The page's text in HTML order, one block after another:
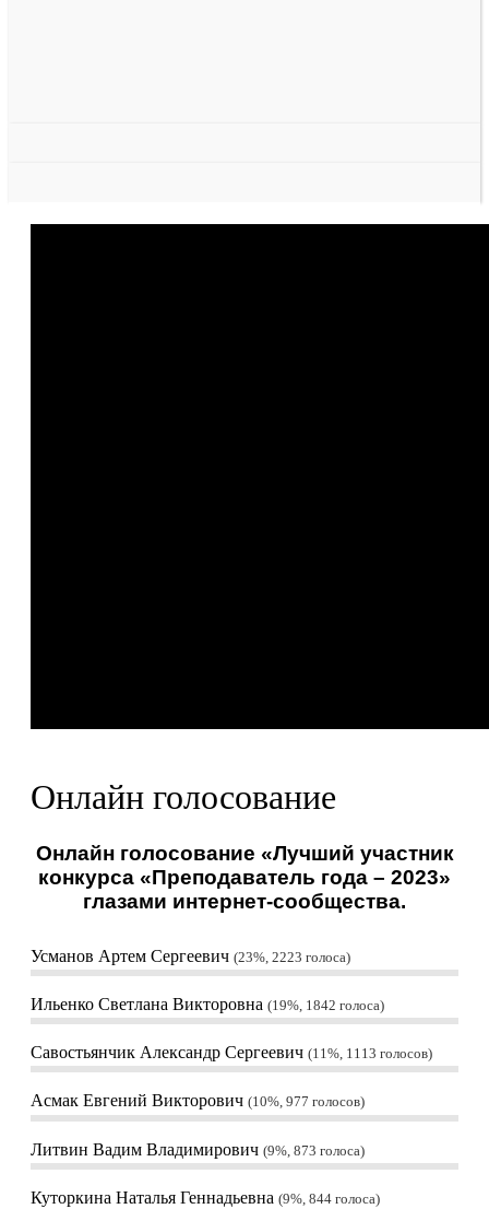
Онлайн голосование
Онлайн голосование «Лучший участник
конкурса «Преподаватель года – 2023»
глазами интернет-сообщества.
Усманов Артем Сергеевич 23%, 2223 голоса
Ильенко Светлана Викторовна 19%, 1842 голоса
Савостьянчик Александр Сергеевич 11%, 1113 голосов
Асмак Евгений Викторович 10%, 977 голосов
Литвин Вадим Владимирович 9%, 873 голоса
Куторкина Наталья Геннадьевна 9%, 844 голоса